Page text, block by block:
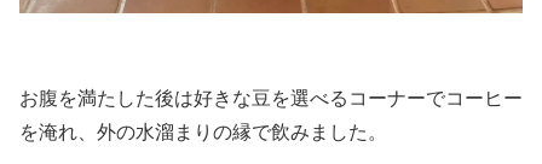
お腹を満たした後は好きな豆を選べるコーナーでコーヒー
を淹れ、外の水溜まりの縁で飲みました。